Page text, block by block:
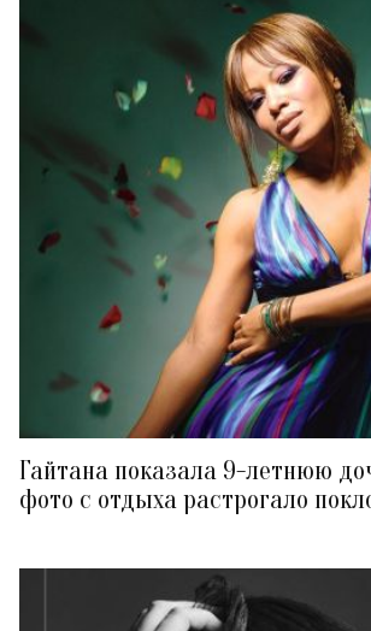
Гайтана показала 9-летнюю
фото с отдыха растрогало